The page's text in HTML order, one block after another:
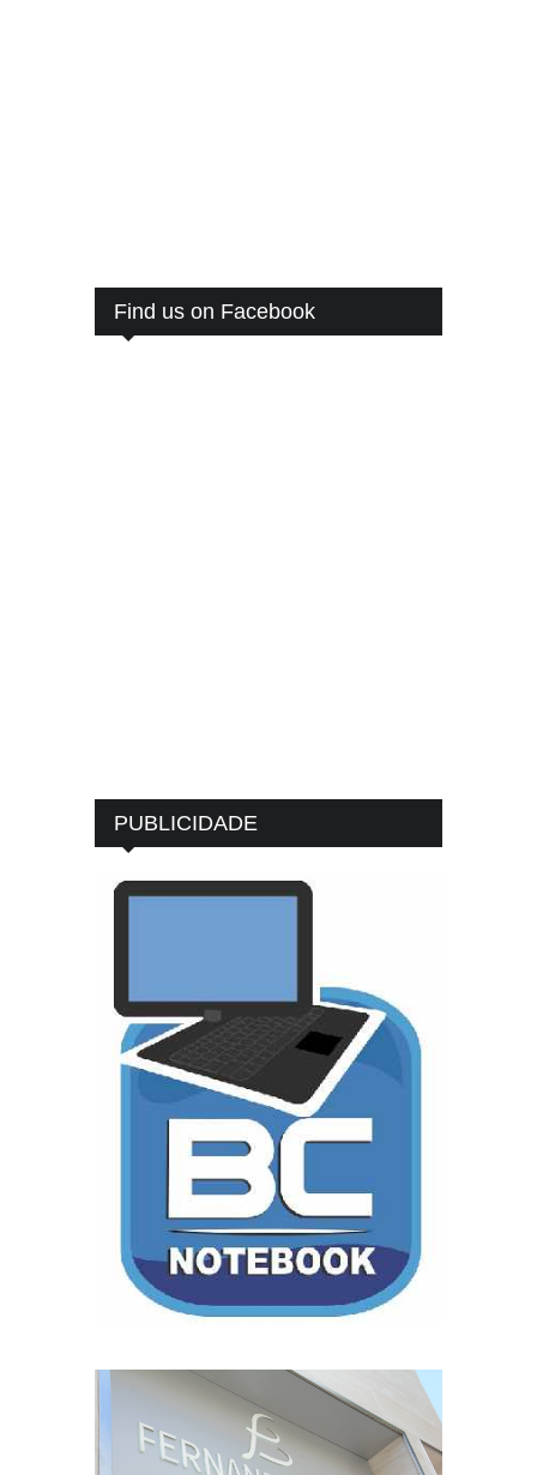
Find us on Facebook
PUBLICIDADE